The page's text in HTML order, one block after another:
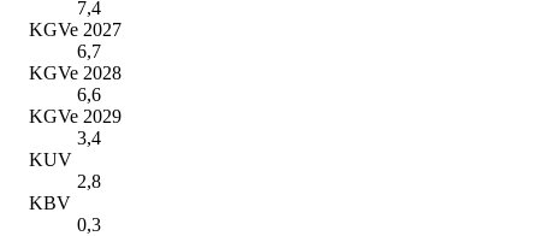
7,4
KGVe 2027
6,7
KGVe 2028
6,6
KGVe 2029
3,4
KUV
2,8
KBV
0,3